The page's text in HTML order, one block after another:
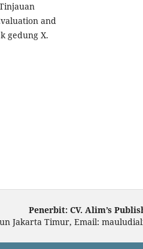
and
gedung X.
Penerbit: CV. Alim’s
Jakarta Timur, Email: